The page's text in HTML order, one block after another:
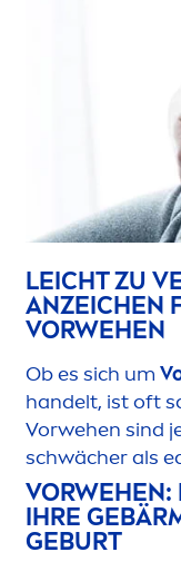
LEICHT ZU
ANZEICHEN
VORWEHEN
Ob es sich um
handelt, ist oft
Vorwehen sind
schwächer als
VORWEHEN:
IHRE
GEBURT